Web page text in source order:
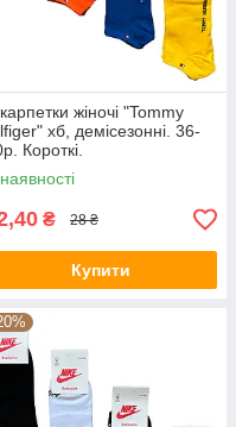
жіночі "Tommy
хб, демісезонні. 36-
Короткі.
₴ 28 ₴
Купити